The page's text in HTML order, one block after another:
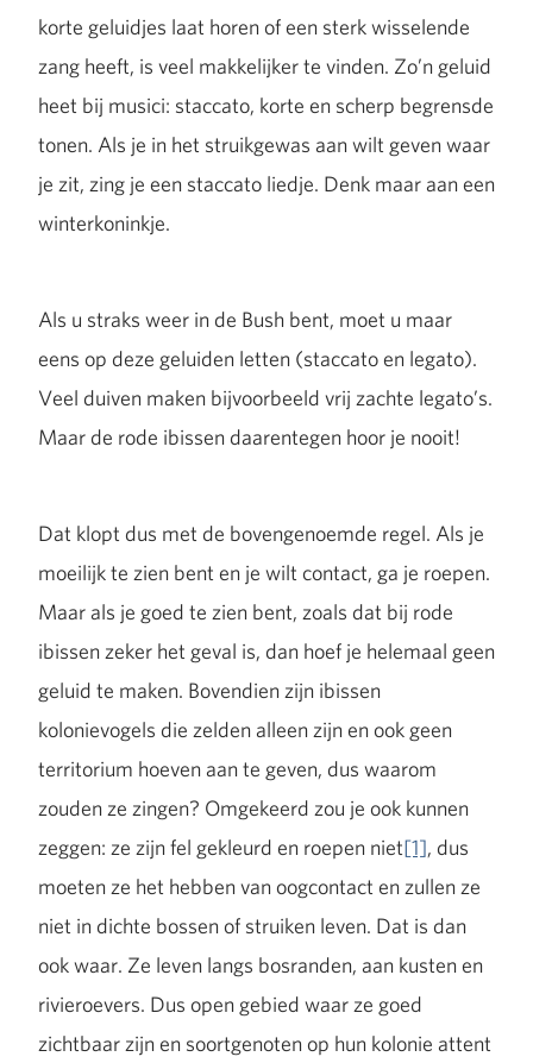
korte geluidjes laat horen of een sterk wisselende
zang heeft, is veel makkelijker te vinden. Zo’n geluid
heet bij musici: staccato, korte en scherp begrensde
tonen. Als je in het struikgewas aan wilt geven waar
je zit, zing je een staccato liedje. Denk maar aan een
winterkoninkje.
Als u straks weer in de Bush bent, moet u maar
eens op deze geluiden letten (staccato en legato).
Veel duiven maken bijvoorbeeld vrij zachte legato’s.
Maar de rode ibissen daarentegen hoor je nooit!
Dat klopt dus met de bovengenoemde regel. Als je
moeilijk te zien bent en je wilt contact, ga je roepen.
Maar als je goed te zien bent, zoals dat bij rode
ibissen zeker het geval is, dan hoef je helemaal geen
geluid te maken. Bovendien zijn ibissen
kolonievogels die zelden alleen zijn en ook geen
territorium hoeven aan te geven, dus waarom
zouden ze zingen? Omgekeerd zou je ook kunnen
zeggen: ze zijn fel gekleurd en roepen niet[1], dus
moeten ze het hebben van oogcontact en zullen ze
niet in dichte bossen of struiken leven. Dat is dan
ook waar. Ze leven langs bosranden, aan kusten en
rivieroevers. Dus open gebied waar ze goed
zichtbaar zijn en soortgenoten op hun kolonie attent